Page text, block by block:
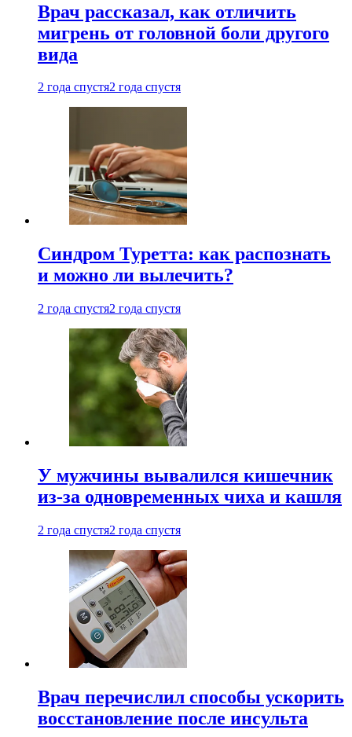
Врач рассказал, как отличить
мигрень от головной боли другого
вида
2 года спустя2 года спустя
Синдром Туретта: как распознать
и можно ли вылечить?
2 года спустя2 года спустя
У мужчины вывалился кишечник
из-за одновременных чиха и кашля
2 года спустя2 года спустя
Врач перечислил способы ускорить
восстановление после инсульта